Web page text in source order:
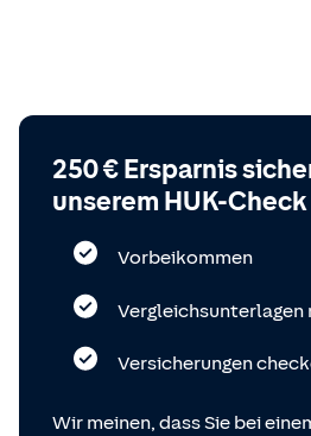
250 € Ersparnis
unserem HUK-Check
Vorbeikommen
Vergleichsunterlagen
Versicherungen
Wir meinen, dass Sie bei